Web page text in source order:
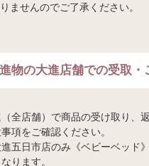
ませんのでご了承ください。
進物の大進店舗での受取・
全店舗）で商品の受け取り、
項をご確認ください。
五日市店のみ《ベビーベッド
ります。